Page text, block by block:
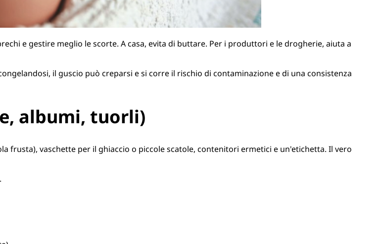
e gestire meglio le scorte. A casa, evita di buttare. Per i produttori e le drogherie, aiuta a
il guscio può creparsi e si corre il rischio di contaminazione e di una consistenza
albumi, tuorli)
frusta), vaschette per il ghiaccio o piccole scatole, contenitori ermetici e un'etichetta. Il vero
.